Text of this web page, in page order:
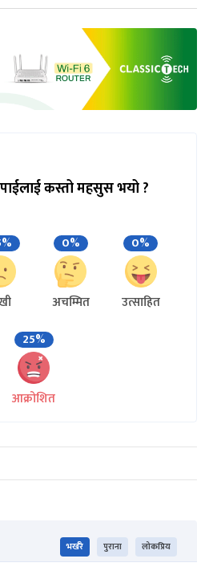
कस्तो महसुस भयो ?
0%
अचम्मित
0%
उत्साहित
25%
आक्रोशित
भर्खरै पुराना लोकप्रिय